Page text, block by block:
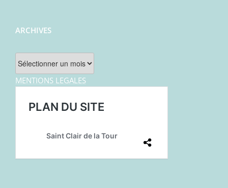
ARCHIVES
Archives
MENTIONS LEGALES